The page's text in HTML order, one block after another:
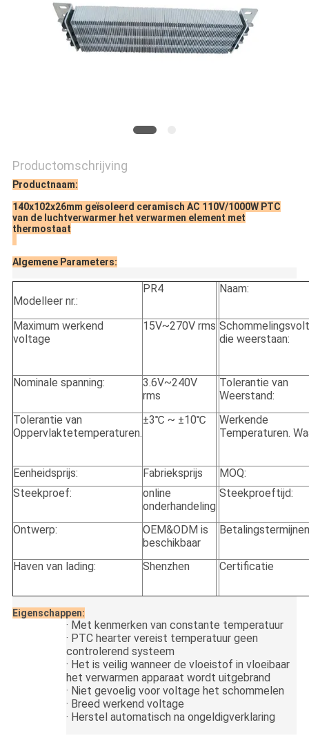
Productomschrijving
Productnaam:
140x102x26mm geïsoleerd ceramisch AC 110V/1000W PTC
van de luchtverwarmer het verwarmen element met
thermostaat
Algemene Parameters:
Modelleer nr.:
PR4 Naam:
Maximum werkend
voltage
15V~270V rms
die weerstaan:
Nominale spanning:
3.6V~240V
rms
Tolerantie van
Weerstand:
Tolerantie van
Oppervlaktetemperaturen.
±3℃ ~ ±10℃
Werkende
Temperaturen.
Eenheidsprijs: Fabrieksprijs
MOQ:
Steekproef:
online
onderhandeling
Steekproeftijd:
Ontwerp:
OEM&ODM is
beschikbaar
Haven van lading: Shenzhen Certificatie
Eigenschappen:
· Met kenmerken van constante temperatuur
· PTC hearter vereist temperatuur geen
controlerend systeem
· Het is veilig wanneer de vloeistof in vloeibaar
het verwarmen apparaat wordt uitgebrand
· Niet gevoelig voor voltage het schommelen
· Breed werkend voltage
· Herstel automatisch na ongeldigverklaring